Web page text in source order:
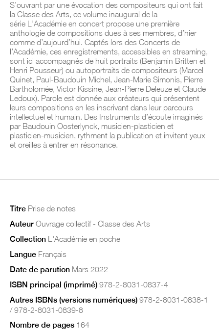
S’ouvrant par une évocation des compositeurs qui ont fait
la Classe des Arts, ce volume inaugural de la
série L’Académie en concert propose une première
anthologie de compositions dues à ses membres, d’hier
comme d’aujourd’hui. Captés lors des Concerts de
l’Académie, ces enregistrements, accessibles en streaming,
sont ici accompagnés de huit portraits (Benjamin Britten et
Henri Pousseur) ou autoportraits de compositeurs (Marcel
Quinet, Paul-Baudouin Michel, Jean-Marie Simonis, Pierre
Bartholomée, Victor Kissine, Jean-Pierre Deleuze et Claude
Ledoux). Parole est donnée aux créateurs qui présentent
leurs compositions en les inscrivant dans leur parcours
intellectuel et humain. Des Instruments d’écoute imaginés
par Baudouin Oosterlynck, musicien-plasticien et
plasticien-musicien, rythment la publication et invitent yeux
et oreilles à entrer en résonance.
Titre Prise de notes
Auteur Ouvrage collectif - Classe des Arts
Collection L'Académie en poche
Langue Français
Date de parution Mars 2022
ISBN principal (imprimé) 978-2-8031-0837-4
Autres ISBNs (versions numériques) 978-2-8031-0838-1
/ 978-2-8031-0839-8
Nombre de pages 164